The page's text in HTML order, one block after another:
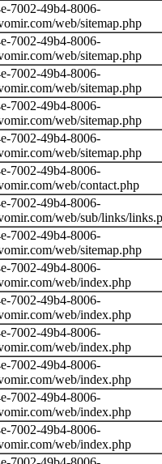
7002-49b4-8006-
web/sitemap.php
7002-49b4-8006-
web/sitemap.php
7002-49b4-8006-
web/sitemap.php
7002-49b4-8006-
web/sitemap.php
7002-49b4-8006-
web/sitemap.php
7002-49b4-8006-
web/contact.php
7002-49b4-8006-
web/sub/links/
7002-49b4-8006-
web/sitemap.php
7002-49b4-8006-
web/index.php
7002-49b4-8006-
web/index.php
7002-49b4-8006-
web/index.php
7002-49b4-8006-
web/index.php
7002-49b4-8006-
web/index.php
7002-49b4-8006-
web/index.php